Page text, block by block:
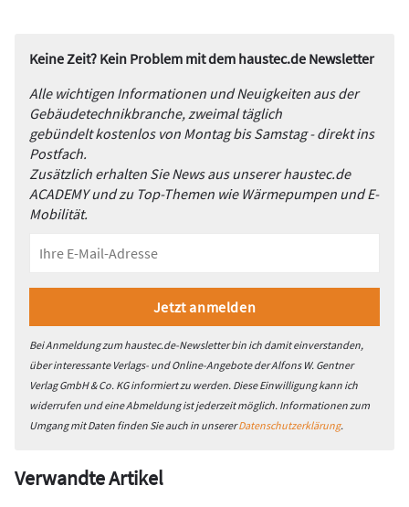
Keine Zeit? Kein Problem mit dem haustec.de Newsletter
Alle wichtigen Informationen und Neuigkeiten aus der
Gebäudetechnikbranche, zweimal täglich
gebündelt kostenlos von Montag bis Samstag - direkt ins
Postfach.
Zusätzlich erhalten Sie News aus unserer haustec.de
ACADEMY und zu Top-Themen wie Wärmepumpen und E-
Mobilität.
Bei Anmeldung zum haustec.de-Newsletter bin ich damit einverstanden,
über interessante Verlags- und Online-Angebote der Alfons W. Gentner
Verlag GmbH & Co. KG informiert zu werden. Diese Einwilligung kann ich
widerrufen und eine Abmeldung ist jederzeit möglich. Informationen zum
Umgang mit Daten finden Sie auch in unsererDatenschutzerklärung.
Verwandte Artikel